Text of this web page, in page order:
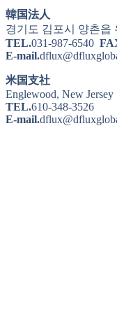
韓国法人
경기도 김포시 양촌읍
TEL.031-987-6540
E-mail.
米国支社
Englewood, New Jersey
TEL.610-348-3526
E-mail.